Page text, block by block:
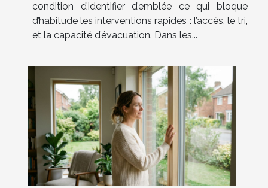
condition d’identifier d’emblée ce qui bloque
d’habitude les interventions rapides : l’accès, le tri,
et la capacité d’évacuation. Dans les...